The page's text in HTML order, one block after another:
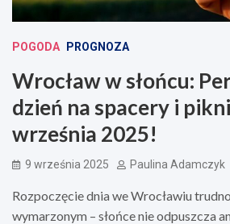
POGODA PROGNOZA
Wrocław w słońcu:
dzień na spacery i
września 2025!
9 września 2025 Paulina Adamczyk
Rozpoczęcie dnia we Wrocławiu
wymarzonym – słońce nie odpuszcza